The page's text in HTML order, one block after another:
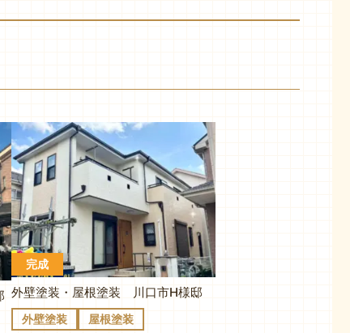
完成
外壁塗装・屋根塗装 川口市H様邸
外壁塗装 屋根塗装